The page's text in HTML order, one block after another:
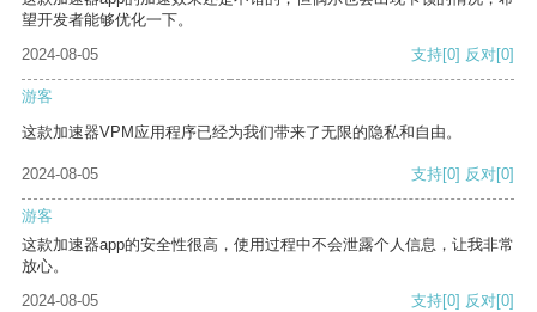
望开发者能够优化一下。
2024-08-05
支持[0] 反对[0]
游客
这款加速器VPM应用程序已经为我们带来了无限的隐私和自由。
2024-08-05 支持[0] 反对[0]
游客
这款加速器app的安全性很高，使用过程中不会泄露个人信息，让我非常
放心。
2024-08-05
支持[0] 反对[0]